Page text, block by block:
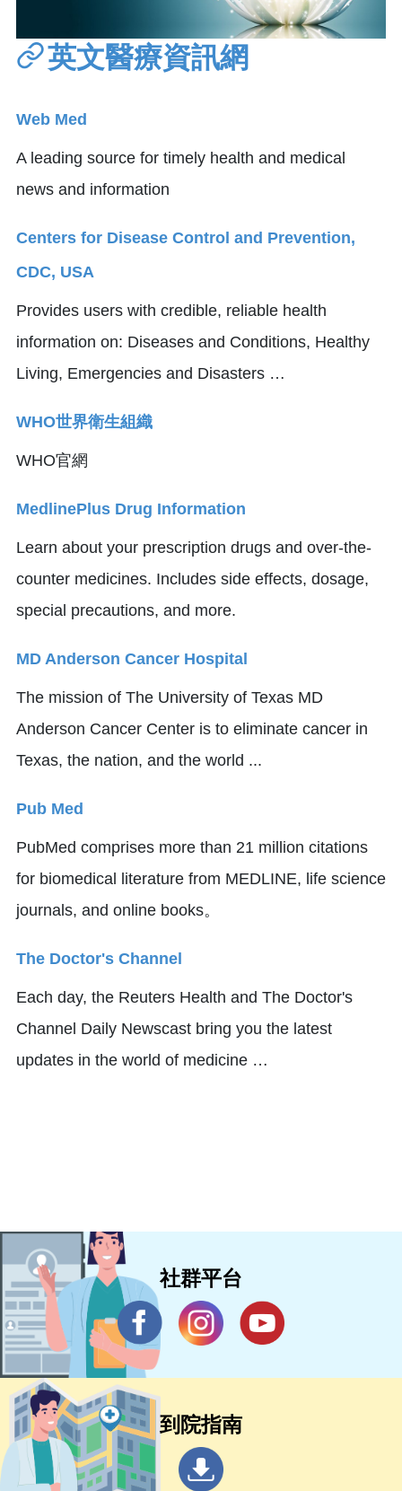
英文醫療資訊網
Web Med
A leading source for timely health and medical
news and information
Centers for Disease Control and Prevention,
CDC, USA
Provides users with credible, reliable health
information on: Diseases and Conditions, Healthy
Living, Emergencies and Disasters …
WHO世界衛生組織
WHO官網
MedlinePlus Drug Information
Learn about your prescription drugs and over-the-
counter medicines. Includes side effects, dosage,
special precautions, and more.
MD Anderson Cancer Hospital
The mission of The University of Texas MD
Anderson Cancer Center is to eliminate cancer in
Texas, the nation, and the world ...
Pub Med
PubMed comprises more than 21 million citations
for biomedical literature from MEDLINE, life science
journals, and online books。
The Doctor's Channel
Each day, the Reuters Health and The Doctor's
Channel Daily Newscast bring you the latest
updates in the world of medicine …
社群平台
到院指南